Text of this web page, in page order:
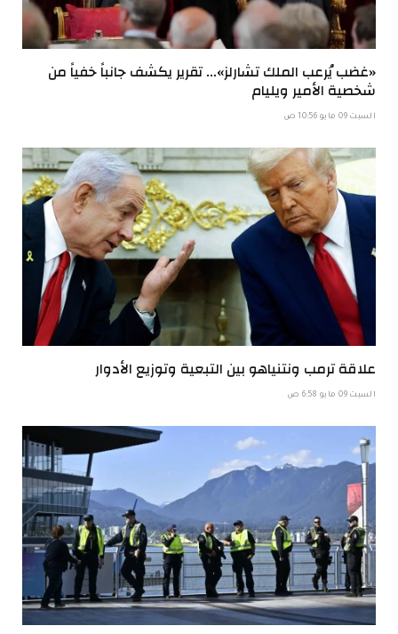
«غضب يُرعب الملك تشارلز»… تقرير يكشف جانباً خفياً من
شخصية الأمير ويليام
السبت 09 مايو 10:56 ص
علاقة ترمب ونتنياهو بين التبعية وتوزيع الأدوار
السبت 09 مايو 6:58 ص